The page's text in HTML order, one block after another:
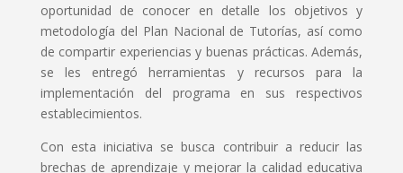
oportunidad de conocer en detalle los objetivos y
metodología del Plan Nacional de Tutorías, así como
de compartir experiencias y buenas prácticas. Además,
se les entregó herramientas y recursos para la
implementación del programa en sus respectivos
establecimientos.
Con esta iniciativa se busca contribuir a reducir las
brechas de aprendizaje y mejorar la calidad educativa